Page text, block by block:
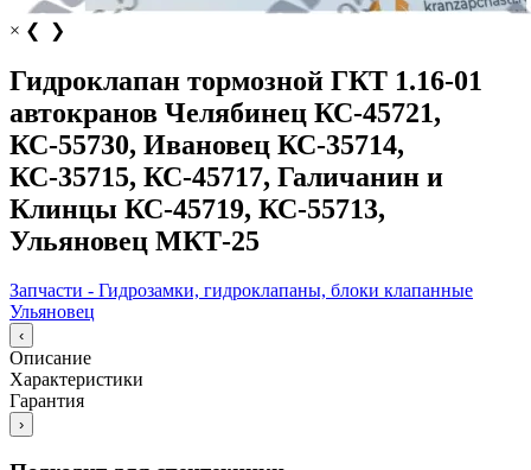
× ❮ ❯
Гидроклапан тормозной ГКТ 1.16-01
автокранов Челябинец КС-45721,
КС-55730, Ивановец КС-35714,
КС-35715, КС-45717, Галичанин и
Клинцы КС-45719, КС-55713,
Ульяновец МКТ-25
Запчасти - Гидрозамки, гидроклапаны, блоки клапанные
Ульяновец
‹
Описание
Характеристики
Гарантия
›